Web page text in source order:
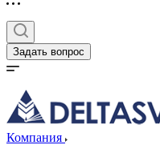
Задать вопрос
Компания